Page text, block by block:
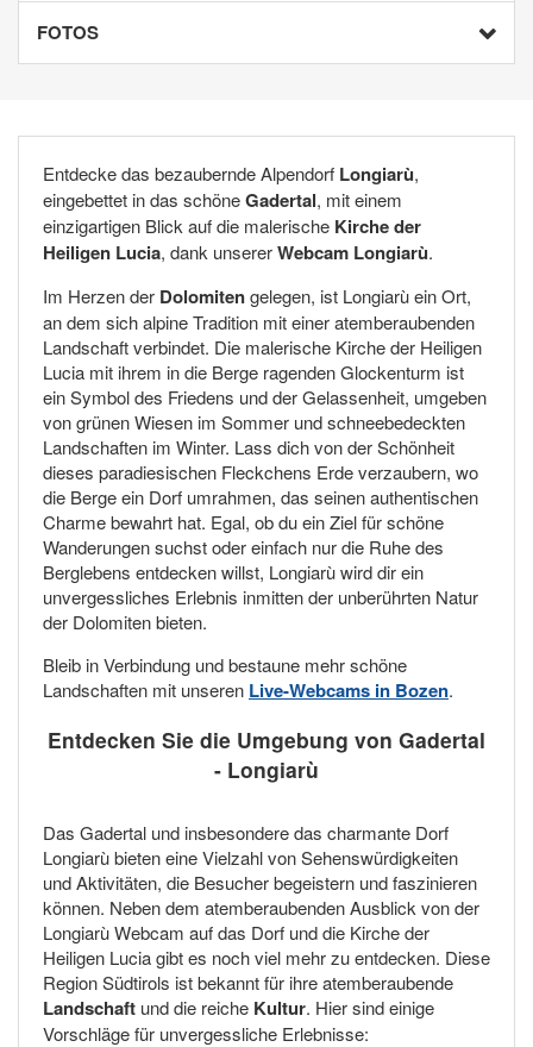
FOTOS
Entdecke das bezaubernde Alpendorf Longiarù,
eingebettet in das schöneGadertal, mit einem
einzigartigen Blick auf die malerische Kirche der
Heiligen Lucia, dank unsererWebcam Longiarù.
Im Herzen der Dolomitengelegen, ist Longiarù ein Ort,
an dem sich alpine Tradition mit einer atemberaubenden
Landschaft verbindet. Die malerische Kirche der Heiligen
Lucia mit ihrem in die Berge ragenden Glockenturm ist
ein Symbol des Friedens und der Gelassenheit, umgeben
von grünen Wiesen im Sommer und schneebedeckten
Landschaften im Winter. Lass dich von der Schönheit
dieses paradiesischen Fleckchens Erde verzaubern, wo
die Berge ein Dorf umrahmen, das seinen authentischen
Charme bewahrt hat. Egal, ob du ein Ziel für schöne
Wanderungen suchst oder einfach nur die Ruhe des
Berglebens entdecken willst, Longiarù wird dir ein
unvergessliches Erlebnis inmitten der unberührten Natur
der Dolomiten bieten.
Bleib in Verbindung und bestaune mehr schöne
Landschaften mit unseren Live-Webcams in Bozen.
Entdecken Sie die Umgebung von Gadertal
- Longiarù
Das Gadertal und insbesondere das charmante Dorf
Longiarù bieten eine Vielzahl von Sehenswürdigkeiten
und Aktivitäten, die Besucher begeistern und faszinieren
können. Neben dem atemberaubenden Ausblick von der
Longiarù Webcam auf das Dorf und die Kirche der
Heiligen Lucia gibt es noch viel mehr zu entdecken. Diese
Region Südtirols ist bekannt für ihre atemberaubende
Landschaft und die reiche Kultur. Hier sind einige
Vorschläge für unvergessliche Erlebnisse: